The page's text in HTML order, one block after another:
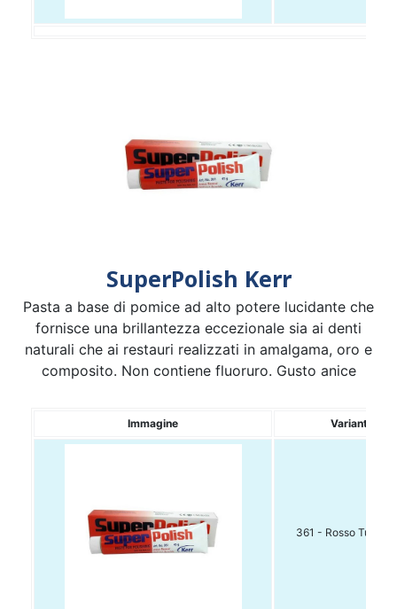
SuperPolish Kerr
Pasta a base di pomice ad alto potere lucidante che
fornisce una brillantezza eccezionale sia ai denti
naturali che ai restauri realizzati in amalgama, oro e
composito. Non contiene fluoruro. Gusto anice
Immagine Variante
361 - Rosso Tubo